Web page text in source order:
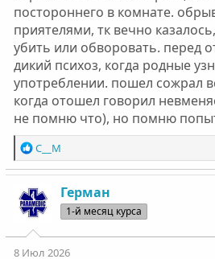
постороннего в комнате.
приятелями, тк вечно
убить или обворовать. перед
дикий психоз, когда родные
употреблении. пошел сожрал
когда отошел говорил
не помню что), но помню
Р
е
а
к
ц
и
и
:
С__М
Герман
1-й месяц курса
8 Июл 2026